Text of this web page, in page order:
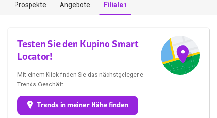
Prospekte Angebote Filialen
Testen Sie den Kupino Smart
Locator!
Mit einem Klick finden Sie das nächstgelegene
Trends Geschäft.
Trends in meiner Nähe finden